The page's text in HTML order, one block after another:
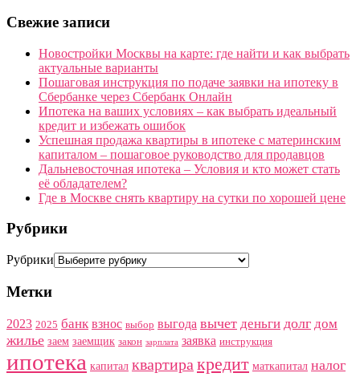
Свежие записи
Новостройки Москвы на карте: где найти и как выбрать
актуальные варианты
Пошаговая инструкция по подаче заявки на ипотеку в
Сбербанке через Сбербанк Онлайн
Ипотека на ваших условиях – как выбрать идеальный
кредит и избежать ошибок
Успешная продажа квартиры в ипотеке с материнским
капиталом – пошаговое руководство для продавцов
Дальневосточная ипотека – Условия и кто может стать
её обладателем?
Где в Москве снять квартиру на сутки по хорошей цене
Рубрики
Рубрики
Метки
2023 2025 банк взнос выбор выгода вычет деньги долг дом
жилье заем заемщик закон зарплата заявка инструкция
ипотека капитал квартиракредит маткапитал налог